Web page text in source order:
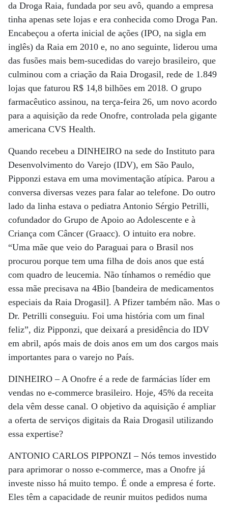
da Droga Raia, fundada por seu avô, quando a empresa
tinha apenas sete lojas e era conhecida como Droga Pan.
Encabeçou a oferta inicial de ações (IPO, na sigla em
inglês) da Raia em 2010 e, no ano seguinte, liderou uma
das fusões mais bem-sucedidas do varejo brasileiro, que
culminou com a criação da Raia Drogasil, rede de 1.849
lojas que faturou R$ 14,8 bilhões em 2018. O grupo
farmacêutico assinou, na terça-feira 26, um novo acordo
para a aquisição da rede Onofre, controlada pela gigante
americana CVS Health.
Quando recebeu a DINHEIRO na sede do Instituto para
Desenvolvimento do Varejo (IDV), em São Paulo,
Pipponzi estava em uma movimentação atípica. Parou a
conversa diversas vezes para falar ao telefone. Do outro
lado da linha estava o pediatra Antonio Sérgio Petrilli,
cofundador do Grupo de Apoio ao Adolescente e à
Criança com Câncer (Graacc). O intuito era nobre.
“Uma mãe que veio do Paraguai para o Brasil nos
procurou porque tem uma filha de dois anos que está
com quadro de leucemia. Não tínhamos o remédio que
essa mãe precisava na 4Bio [bandeira de medicamentos
especiais da Raia Drogasil]. A Pfizer também não. Mas o
Dr. Petrilli conseguiu. Foi uma história com um final
feliz”, diz Pipponzi, que deixará a presidência do IDV
em abril, após mais de dois anos em um dos cargos mais
importantes para o varejo no País.
DINHEIRO –A Onofre é a rede de farmácias líder em
vendas no e-commerce brasileiro. Hoje, 45% da receita
dela vêm desse canal. O objetivo da aquisição é ampliar
a oferta de serviços digitais da Raia Drogasil utilizando
essa expertise?
ANTONIO CARLOS PIPPONZI –Nós temos investido
para aprimorar o nosso e-commerce, mas a Onofre já
investe nisso há muito tempo. É onde a empresa é forte.
Eles têm a capacidade de reunir muitos pedidos numa